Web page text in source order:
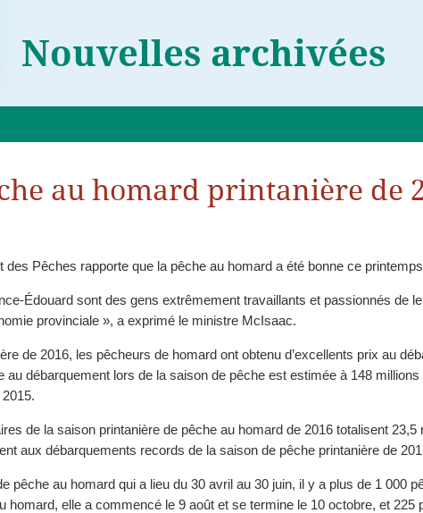
Nouvelles archivées
au homard printanière de
des Pêches rapporte que la pêche au homard a été bonne ce
Édouard sont des gens extrêmement travaillants et passionnés de
provinciale », a exprimé le ministre McIsaac.
pêcheurs de homard ont obtenu d’excellents prix au débarquement en raison, paraît-il, d’une forte
au débarquement lors de la saison de pêche est estimée à 148
de la saison printanière de pêche au homard de 2016 totalisent
aux débarquements records de la saison de pêche printanière de
pêche au homard qui a lieu du 30 avril au 30 juin, il y a plus de 1 000
homard, elle a commencé le 9 août et se termine le 10 octobre, et 225